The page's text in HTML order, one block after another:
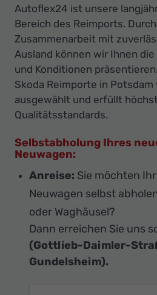
Autoflex24 ist unsere
Bereich des Reimports.
Zusammenarbeit mit
Ausland können wir Ihnen
und Konditionen
Skoda Reimporte in
ausgewählt und erfüllt
Qualitätsstandards.
Selbstabholung Ihres
Neuwagen:
Anreise: Sie möchten
Neuwagen selbst
oder Waghäusel?
Dann erreichen Sie uns
(Gottlieb-Daimler-
Gundelsheim).